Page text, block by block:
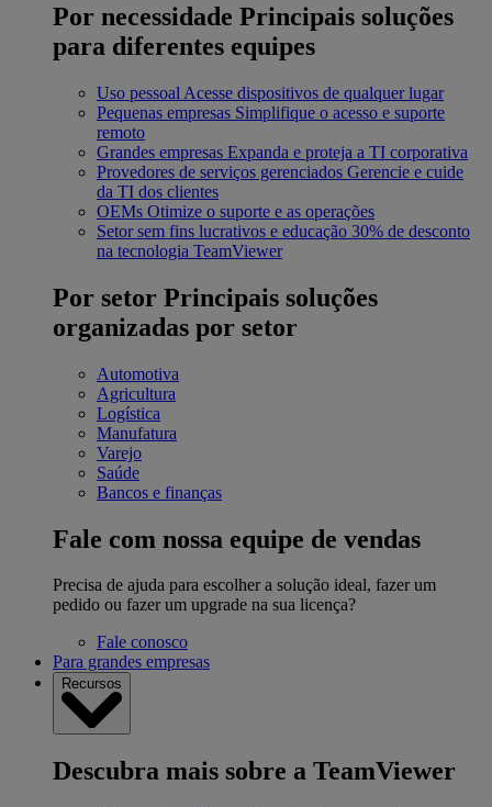
Por necessidade Principais soluções
para diferentes equipes
Uso pessoal Acesse dispositivos de qualquer lugar
Pequenas empresas Simplifique o acesso e suporte
remoto
Grandes empresas Expanda e proteja a TI corporativa
Provedores de serviços gerenciados Gerencie e cuide
da TI dos clientes
OEMs Otimize o suporte e as operações
Setor sem fins lucrativos e educação 30% de desconto
na tecnologia TeamViewer
Por setor Principais soluções
organizadas por setor
Automotiva
Agricultura
Logística
Manufatura
Varejo
Saúde
Bancos e finanças
Fale com nossa equipe de vendas
Precisa de ajuda para escolher a solução ideal, fazer um
pedido ou fazer um upgrade na sua licença?
Fale conosco
Para grandes empresas
Recursos
Descubra mais sobre a TeamViewer